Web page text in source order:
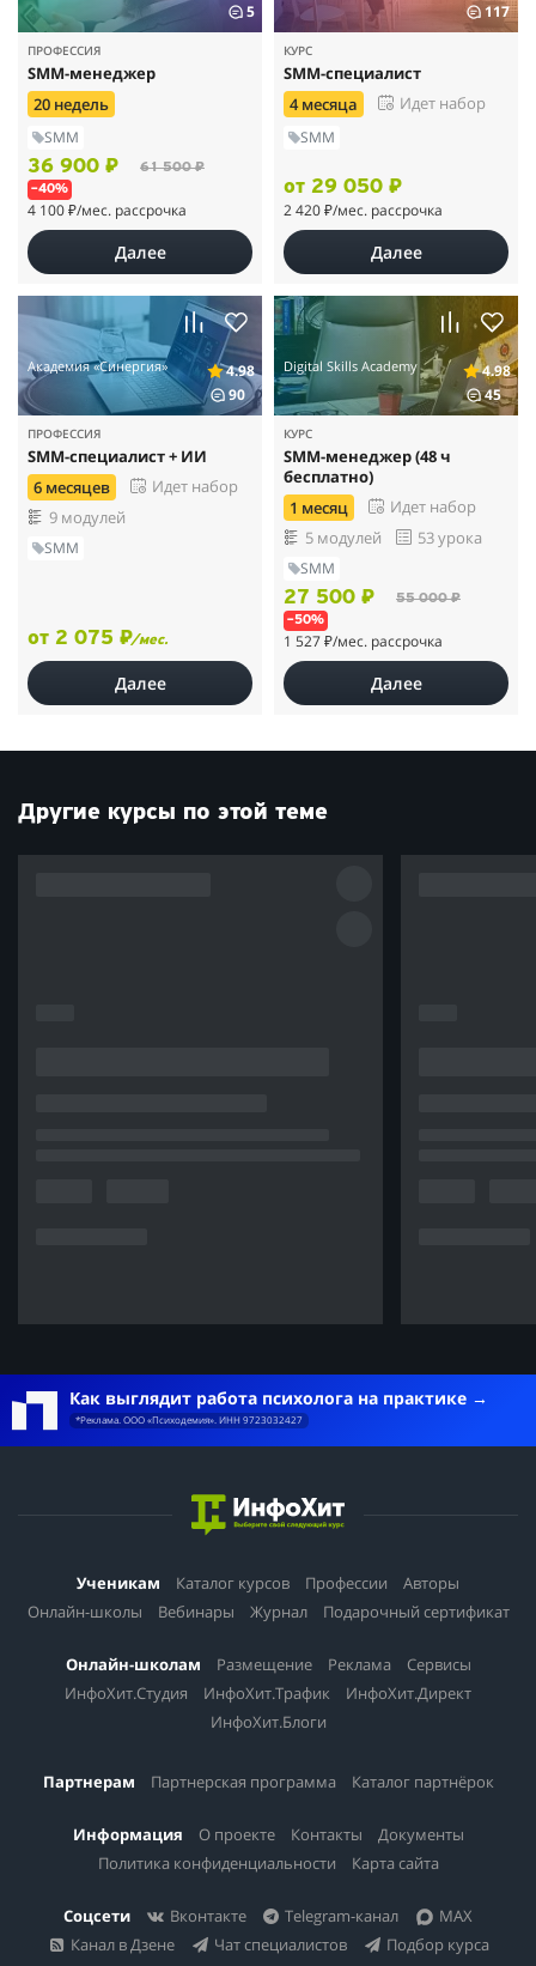
5
ПРОФЕССИЯ
SMM-менеджер
20 недель
SMM
36 900 ₽ 61 500 ₽
–40%
4 100 ₽/мес. рассрочка
Далее
117
КУРС
SMM-специалист
4 месяца
Идет набор
SMM
от 29 050 ₽
2 420 ₽/мес. рассрочка
Далее
Академия «Синергия»
4.98
90
ПРОФЕССИЯ
SMM-специалист + ИИ
6 месяцев
Идет набор
9 модулей
SMM
от 2 075 ₽/мес.
Далее
Digital Skills Academy
4.98
45
КУРС
SMM-менеджер (48 ч
бесплатно)
1 месяц
Идет набор
5 модулей
53 урока
SMM
27 500 ₽ 55 000 ₽
–50%
1 527 ₽/мес. рассрочка
Далее
Другие курсы по этой теме
Как выглядит работа психолога на практике
*Реклама. ООО «Психодемия». ИНН 9723032427
Ученикам Каталог курсов Профессии
Авторы
Онлайн-школы
Вебинары Журнал Подарочный сертификат
Онлайн-школам Размещение Реклама
Сервисы
ИнфоХит.Студия
ИнфоХит.Трафик
ИнфоХит.Директ
ИнфоХит.Блоги
Партнерам Партнерская программа Каталог партнёрок
Информация О проекте Контакты
Документы
Политика конфиденциальности
Карта сайта
Соцсети Вконтакте Telegram-канал
MAX
Канал в Дзене
Чат специалистов Подбор курса